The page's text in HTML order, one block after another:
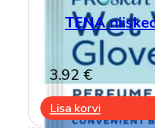
TENA
3.92 €
Lisa korvi